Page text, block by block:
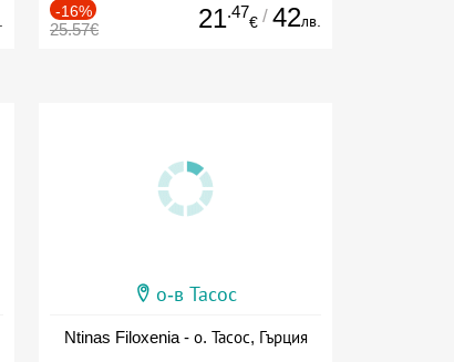
-16%
25.57€ 21.47
€ / 42лв.
о-в Тасос
Ntinas Filoxenia - о. Тасос, Гърция